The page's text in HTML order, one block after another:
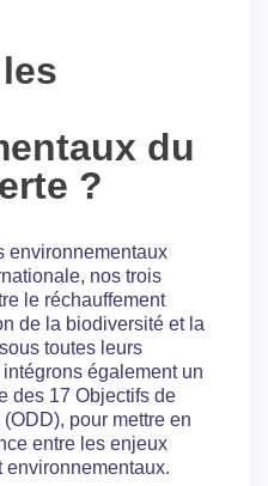
du
?
environnementaux
nos trois
le réchauffement
de la biodiversité et la
toutes leurs
également un
des 17 Objectifs de
pour mettre en
entre les enjeux